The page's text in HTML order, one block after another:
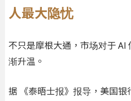
人最大隐忧
不只是摩根大通，市场对于 AI
渐升温。
据 《泰晤士报》报导，美国银